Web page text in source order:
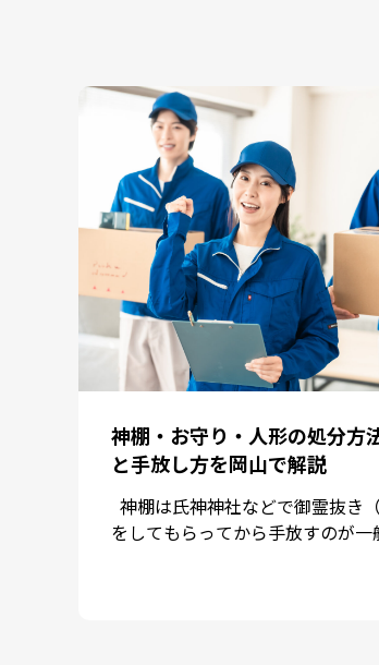
神棚・お守り・人形の処分方
と手放し方を岡山で解説
神棚は氏神神社などで御霊抜き（
をしてもらってから手放すのが一